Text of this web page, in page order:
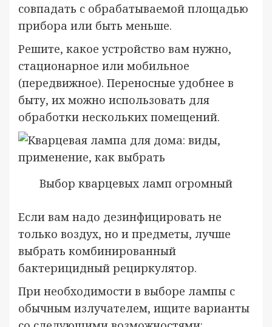
совпадать с обрабатываемой площадью
прибора или быть меньше.
Решите, какое устройство вам нужно,
стационарное или мобильное
(передвижное). Переносные удобнее в
быту, их можно использовать для
обработки нескольких помещений.
Выбор кварцевых ламп огромный
Если вам надо дезинфицировать не
только воздух, но и предметы, лучше
выбрать комбинированный
бактерицидный рециркулятор.
При необходимости в выборе лампы с
обычным излучателем, ищите варианты